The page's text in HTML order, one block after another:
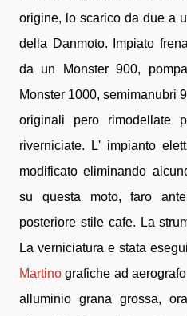
origine, lo scarico da due a
della Danmoto. Impiato
da un Monster 900,
Monster 1000, semimanubri
originali pero rimodellate
riverniciate. L' impianto
modificato eliminando
su questa moto, faro
posteriore stile cafe. La
La verniciatura e stata
Martino grafiche ad
alluminio grana grossa,